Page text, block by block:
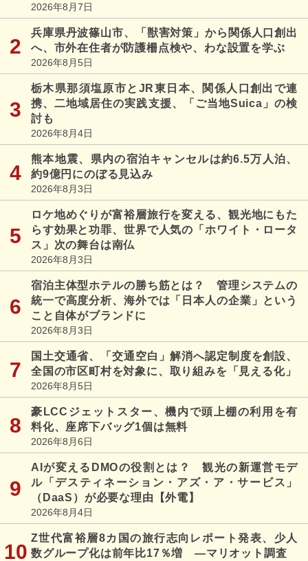
2026年8月7日
兵庫県丹波篠山市、「獣害対策」から関係人口創出
へ、市外在住者が防護柵点検や、わな設置を学ぶ
2026年8月5日
栃木県那須塩原市とJR東日本、関係人口創出で連
携、二地域居住の実践支援、「ご当地Suica」の検
討も
2026年8月4日
熊本地震、県内の宿泊キャンセルは約6.5万人泊、
約9億円にのぼる見込み
2026年8月3日
ロケ地めぐりが富裕層旅行を変える、観光地にもた
らす効果と功罪、世界で人気の「ホワイト・ロータ
ス」次の舞台は南仏
2026年8月3日
宿泊主体型ホテルの勝ち筋とは？ 管理システムの
統一で高度分析、海外では「日本人の企業」という
こと自体がブランドに
2026年8月3日
国土交通省、「交通空白」解消へ認定制度を創設、
全国の市区町村を対象に、取り組みを「見える化」
2026年8月5日
豪LCCジェットスター、機内で頭上棚の利用を有
料化、座席下バッグ1個は無料
2026年8月6日
AIが変えるDMOの役割とは？ 観光の新運営モデ
ル「デスティネーション・アズ・ア・サービス」
（DaaS）が必要な理由【外電】
2026年8月4日
Z世代富裕層8カ国の旅行志向レポート発表、少人
数グループ化は前年比17％増 ―マリオット調査